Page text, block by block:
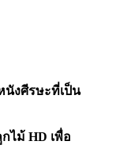
งศีรษะที่เป็น
ไม้ HD เพื่อ